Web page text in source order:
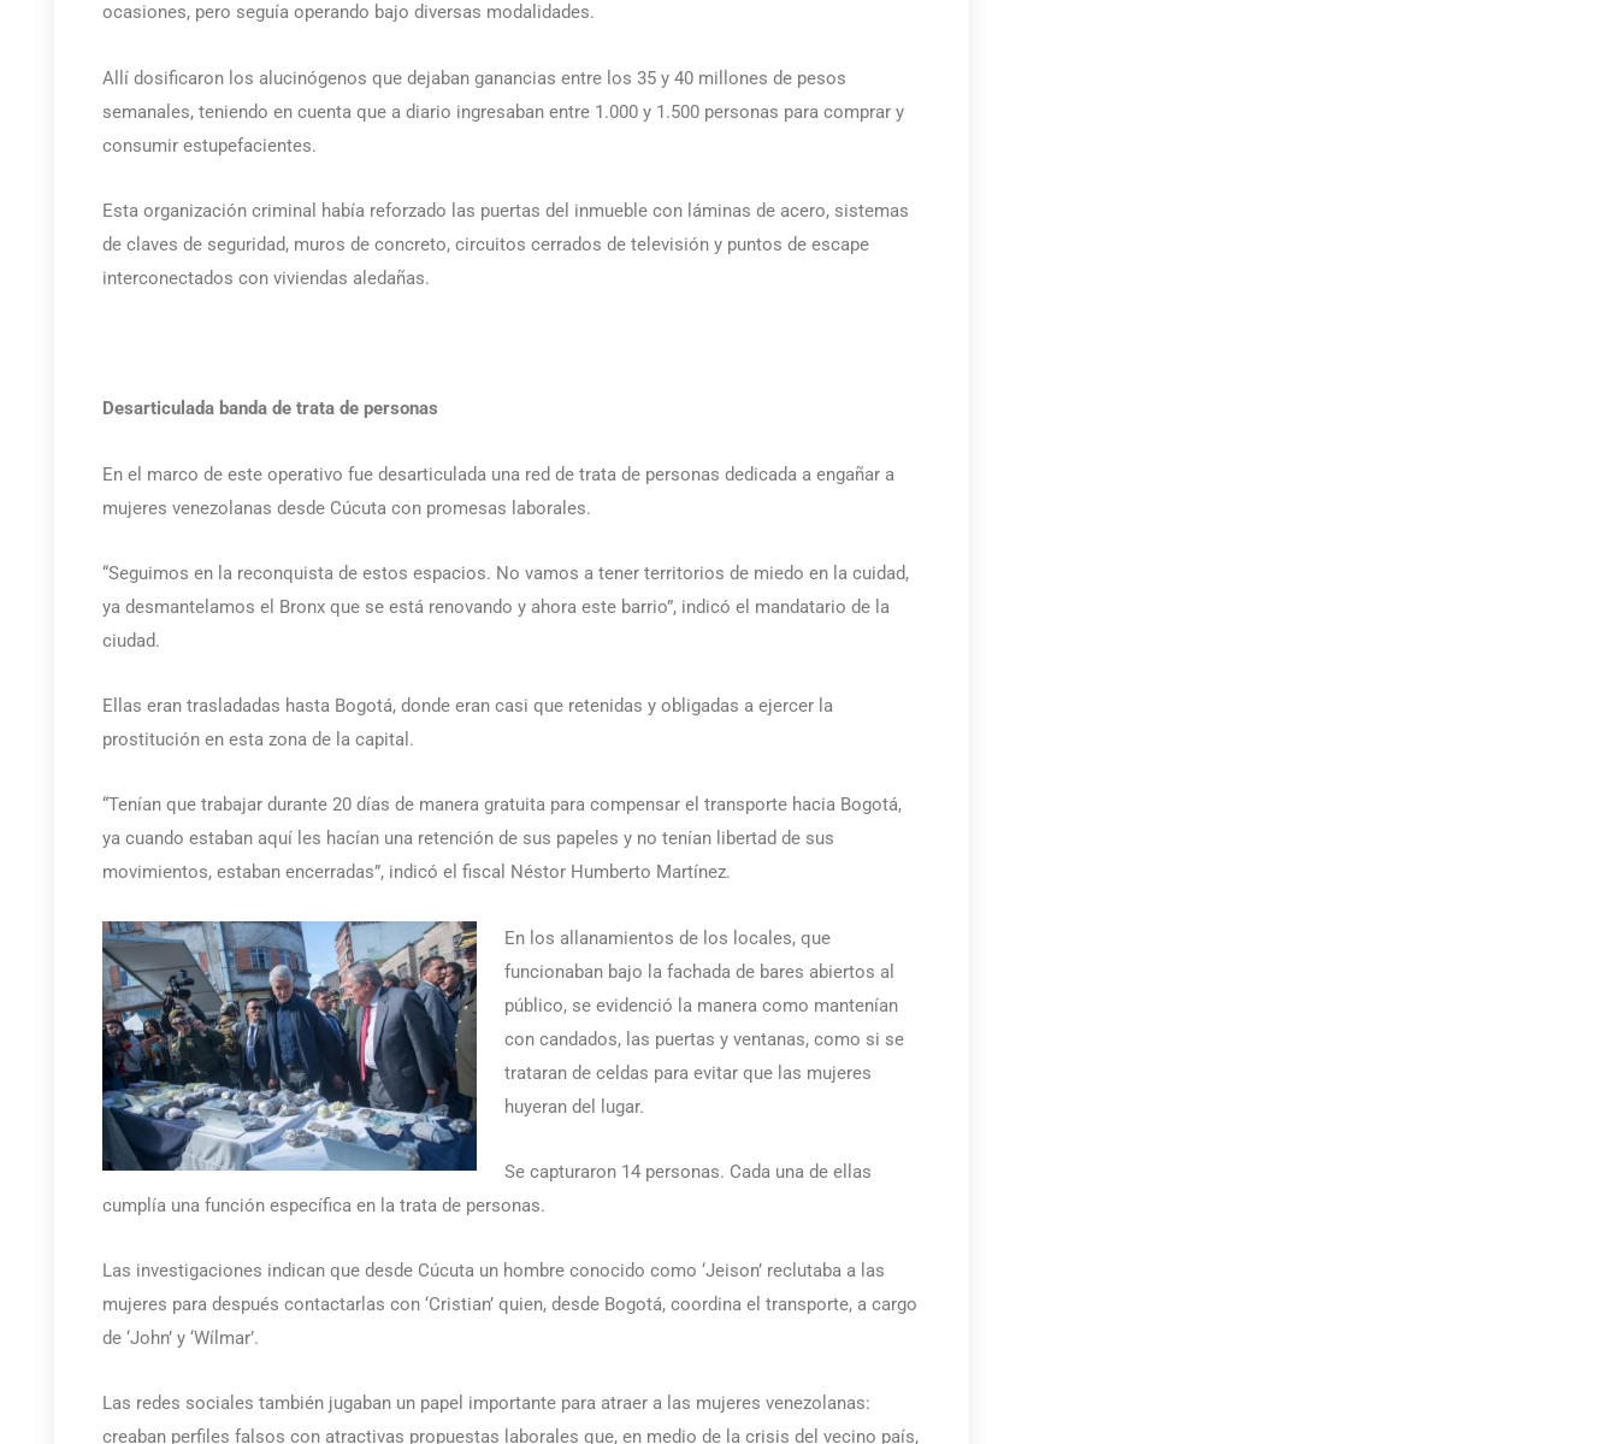
ocasiones, pero seguía operando bajo diversas modalidades.
Allí dosificaron los alucinógenos que dejaban ganancias entre los 35 y 40 millones de pesos
semanales, teniendo en cuenta que a diario ingresaban entre 1.000 y 1.500 personas para comprar y
consumir estupefacientes.
Esta organización criminal había reforzado las puertas del inmueble con láminas de acero, sistemas
de claves de seguridad, muros de concreto, circuitos cerrados de televisión y puntos de escape
interconectados con viviendas aledañas.
Desarticulada banda de trata de personas
En el marco de este operativo fue desarticulada una red de trata de personas dedicada a engañar a
mujeres venezolanas desde Cúcuta con promesas laborales.
“Seguimos en la reconquista de estos espacios. No vamos a tener territorios de miedo en la cuidad,
ya desmantelamos el Bronx que se está renovando y ahora este barrio”, indicó el mandatario de la
ciudad.
Ellas eran trasladadas hasta Bogotá, donde eran casi que retenidas y obligadas a ejercer la
prostitución en esta zona de la capital.
“Tenían que trabajar durante 20 días de manera gratuita para compensar el transporte hacia Bogotá,
ya cuando estaban aquí les hacían una retención de sus papeles y no tenían libertad de sus
movimientos, estaban encerradas”, indicó el fiscal Néstor Humberto Martínez.
En los allanamientos de los locales, que
funcionaban bajo la fachada de bares abiertos al
público, se evidenció la manera como mantenían
con candados, las puertas y ventanas, como si se
trataran de celdas para evitar que las mujeres
huyeran del lugar.
Se capturaron 14 personas. Cada una de ellas
cumplía una función específica en la trata de personas.
Las investigaciones indican que desde Cúcuta un hombre conocido como ‘Jeison’ reclutaba a las
mujeres para después contactarlas con ‘Cristian’ quien, desde Bogotá, coordina el transporte, a cargo
de ‘John’ y ‘Wílmar’.
Las redes sociales también jugaban un papel importante para atraer a las mujeres venezolanas:
creaban perfiles falsos con atractivas propuestas laborales que, en medio de la crisis del vecino país,